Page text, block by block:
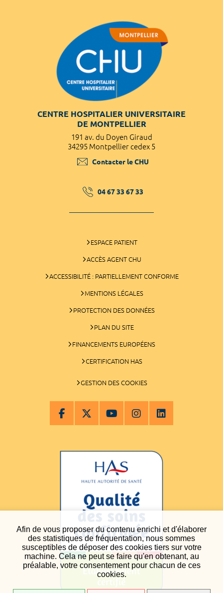
Afin de vous proposer du contenu enrichi et d'élaborer
des statistiques de fréquentation, nous sommes
susceptibles de déposer des cookies tiers sur votre
machine. Cela ne peut se faire qu'en obtenant, au
préalable, votre consentement pour chacun de ces
cookies.
CENTRE HOSPITALIER UNIVERSITAIRE
DE MONTPELLIER
191 av. du Doyen Giraud
34295 Montpellier cedex 5
Contacter le CHU
04 67 33 67 33
ESPACE PATIENT
ACCÈS AGENT CHU
ACCESSIBILITÉ : PARTIELLEMENT CONFORME
MENTIONS LÉGALES
PROTECTION DES DONNÉES
PLAN DU SITE
FINANCEMENTS EUROPÉENS
CERTIFICATION HAS
GESTION DES COOKIES